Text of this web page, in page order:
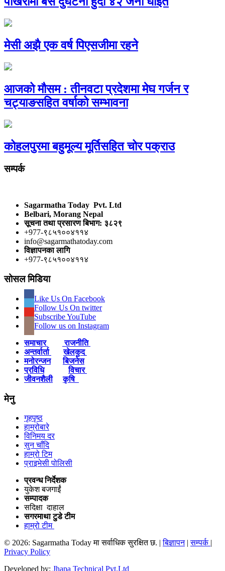
मेसी अझै एक वर्ष पिएसजीमा रहने
आजको मौसम : तीनवटा प्रदेशमा मेघ गर्जन र
चट्याङसहित वर्षाको सम्भावना
कोहलपुरमा बहुमूल्य मूर्तिसहित चोर पक्राउ
सम्पर्क
Sagarmatha Today Pvt. Ltd
Belbari, Morang Nepal
सूचना तथा प्रसारण बिभाग: ३८२९
+977-९८५१००४११४
info@sagarmathatoday.com
विज्ञापनका लागि
+977-९८५१००४११४
सोसल मिडिया
Like Us On Facebook
Follow Us On twitter
Subscribe YouTube
Follow us on Instagram
समाचार
राजनीति
अन्तर्वार्ता
खेलकुद
मनोरन्जन
बिजनेस
प्रविधि
विचार
जीवनशैली
कृषि
मेनु
गृहपृष्ठ
हाम्रोबारे
विनिमय दर
सुन चाँदि
हाम्रो टिम
प्राइभेसी पोलिसी
प्रवन्ध निर्देशक
युकेश बजगाईं
सम्पादक
सदिक्षा दाहाल
सगरमाथा टुडे टीम
हाम्रो टीम
© 2026: Sagarmatha Today मा सर्वाधिक सुरक्षित छ. |बिज्ञापन|सम्पर्क |
Privacy Policy
Developed by: Jhapa Technical Pvt.Ltd